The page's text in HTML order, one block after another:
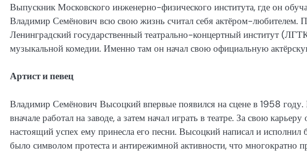
Выпускник Московского инженерно-физического института, где он
Владимир Семёнович всю свою жизнь считал себя актёром-любителем.
Ленинградский государственный театрально-концертный институт
музыкальной комедии. Именно там он начал свою официальную
Артист и певец
Владимир Семёнович Высоцкий впервые появился на сцене в 1958 году.
вначале работал на заводе, а затем начал играть в театре. За свою
настоящий успех ему принесла его песни. Высоцкий написал и исполнил
было символом протеста и антирежимной активности, что многократно